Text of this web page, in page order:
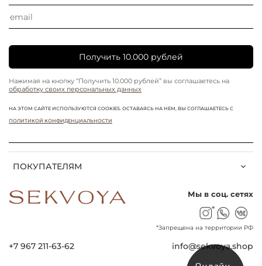
ПОКУПАТЕЛЯМ
Получить 10.000 рублей
Нажимая на кнопку “Получить 10.000 рублей” вы соглашаетесь на
обработку своих персональных данных
НА ЭТОМ САЙТЕ ИСПОЛЬЗУЮТСЯ COOKIES. ОСТАВАЯСЬ НА НЕМ, ВЫ СОГЛАШАЕТЕСЬ С
ПОЛИТИКОЙ КОНФИДЕНЦИАЛЬНОСТИ
+7 967 211-63-62 info@sekvoya.shop
Мы в соц. сетях
*
*Запрещена на территории РФ